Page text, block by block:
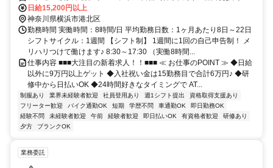
分、横浜市営グリーンライン 日吉（神奈川県）2番口徒歩約6分、横
浜市営グリーンライン 日吉（神奈川県）2番口徒歩約6分 日吉駅周辺
の現場★直行直帰OK★神奈川県内に現場多数
日給15,200円以上
神奈川県横浜市港北区
勤務時間 実働時間：8時間/日 平均勤務日数：1ヶ月あたり8日～22日
シフトサイクル：1週間 【シフト制】 1週間に1回の自己申告制！ メ
リハリつけて働けます♪ 8:30～17:30 （実働8時間...
仕事内容 ■■■大注目の新着求人！！■■■ ≪ お仕事のPOINT ≫ ◆日給
以外に9万円以上ゲット ◆入社祝い金は15勤務目で合計6万円♪ ◆研
修中から日払いOK ◆24時間好きなタイミングで AT...
制服あり 業界未経験者歓迎 社員登用あり 週1シフト提出
資格取得支援あり
フリーター歓迎
バイク通勤OK 短期 学歴不問 車通勤OK
即日勤務OK
経験不問
未経験者歓迎 午前 経験者歓迎 即日払いOK 有資格者歓迎
研修あり
夕方
ブランクOK
業務委託